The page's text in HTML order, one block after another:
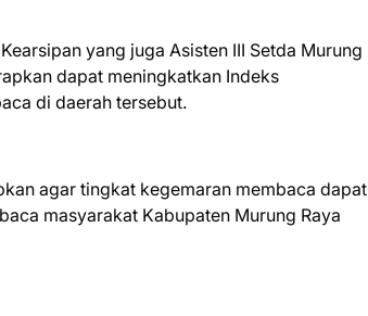
yang juga Asisten III Setda Murung
dapat meningkatkan Indeks
di daerah tersebut.
agar tingkat kegemaran membaca dapat
masyarakat Kabupaten Murung Raya